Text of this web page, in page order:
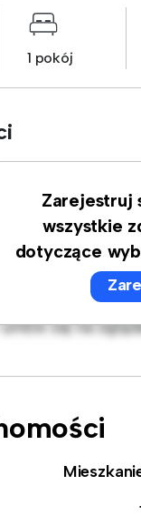
1 pokój
Zarejestruj
wszystkie
dotyczące
oazie w
oferuje stylową
nadaje się do
Dzięki
i miejsc
okazja, aby
się na